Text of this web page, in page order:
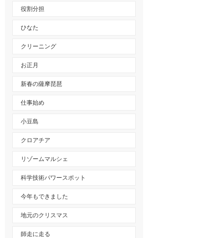
役割分担
ひなた
クリーニング
お正月
新春の薩摩琵琶
仕事始め
小豆島
クロアチア
リゾームマルシェ
科学技術パワースポット
今年もできました
地元のクリスマス
師走に走る